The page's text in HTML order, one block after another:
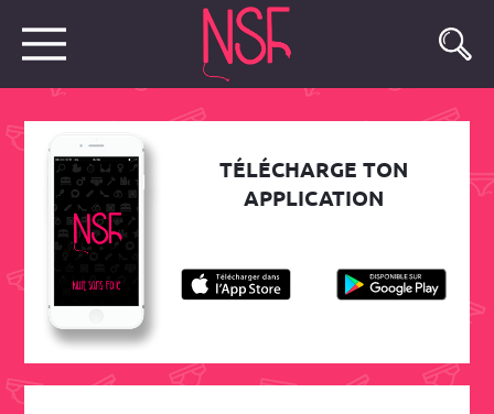
TÉLÉCHARGE TON
APPLICATION